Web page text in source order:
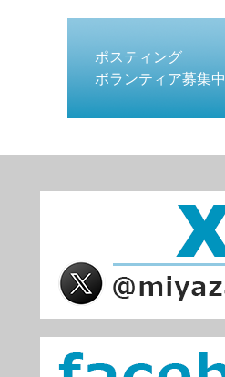
ポスティング
ボランティア募集中